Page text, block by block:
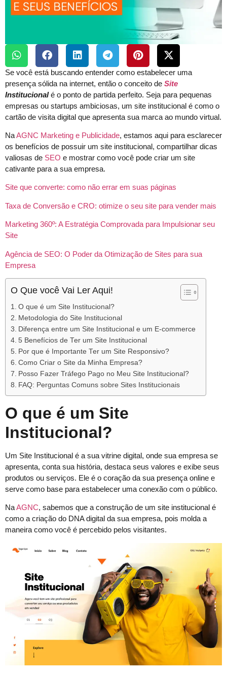
Se você está buscando entender como estabelecer uma
presença sólida na internet, então o conceito de Site
Institucionalé o ponto de partida perfeito. Seja para pequenas
empresas ou startups ambiciosas, um site institucional é como o
cartão de visita digital que apresenta sua marca ao mundo virtual.
NaAGNC Marketing e Publicidade, estamos aqui para esclarecer
os benefícios de possuir um site institucional, compartilhar dicas
valiosas de SEO e mostrar como você pode criar um site
cativante para a sua empresa.
Site que converte: como não errar em suas páginas
Taxa de Conversão e CRO: otimize o seu site para vender mais
Marketing 360º: A Estratégia Comprovada para Impulsionar seu
Site
Agência de SEO: O Poder da Otimização de Sites para sua
Empresa
O Que você Vai Ler Aqui!
O que é um Site Institucional?
Metodologia do Site Institucional
Diferença entre um Site Institucional e um E-commerce
5 Benefícios de Ter um Site Institucional
Por que é Importante Ter um Site Responsivo?
Como Criar o Site da Minha Empresa?
Posso Fazer Tráfego Pago no Meu Site Institucional?
FAQ: Perguntas Comuns sobre Sites Institucionais
O que é um Site
Institucional?
Um Site Institucional é a sua vitrine digital, onde sua empresa se
apresenta, conta sua história, destaca seus valores e exibe seus
produtos ou serviços. Ele é o coração da sua presença online e
serve como base para estabelecer uma conexão com o público.
NaAGNC, sabemos que a construção de um site institucional é
como a criação do DNA digital da sua empresa, pois molda a
maneira como você é percebido pelos visitantes.